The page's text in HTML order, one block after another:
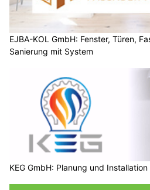
EJBA-KOL GmbH: Fenster, Türen,
Sanierung mit System
KEG GmbH: Planung und